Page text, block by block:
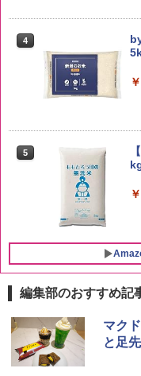
4
5
[
編集部のおすすめ記
マク
と足